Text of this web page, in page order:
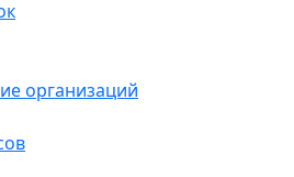
организаций